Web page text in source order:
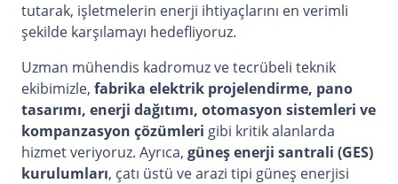
tutarak, işletmelerin enerji ihtiyaçlarını en verimli
şekilde karşılamayı hedefliyoruz.
Uzman mühendis kadromuz ve tecrübeli teknik
ekibimizle, fabrika elektrik projelendirme, pano
tasarımı, enerji dağıtımı, otomasyon sistemleri ve
kompanzasyon çözümleri gibi kritik alanlarda
hizmet veriyoruz. Ayrıca, güneş enerji santrali (GES)
kurulumları, çatı üstü ve arazi tipi güneş enerjisi